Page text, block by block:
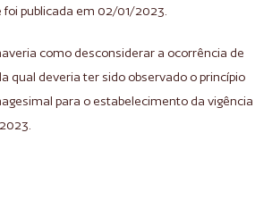
publicada em 02/01/2023.
como desconsiderar a ocorrência de
qual deveria ter sido observado o princípio
para o estabelecimento da vigência